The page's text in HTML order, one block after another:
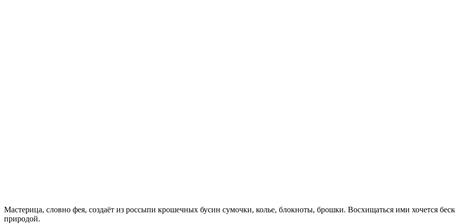
Мастерица, словно фея, создаёт из россыпи крошечных бусин сумочки, колье, блокноты, брошки. Восхищаться ими хочется
природой.